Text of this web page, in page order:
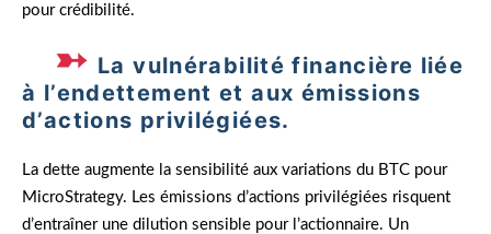
pour crédibilité.
La vulnérabilité financière liée
à l’endettement et aux émissions
d’actions privilégiées.
La dette augmente la sensibilité aux variations du BTC pour
MicroStrategy. Les émissions d’actions privilégiées risquent
d’entraîner une dilution sensible pour l’actionnaire. Un